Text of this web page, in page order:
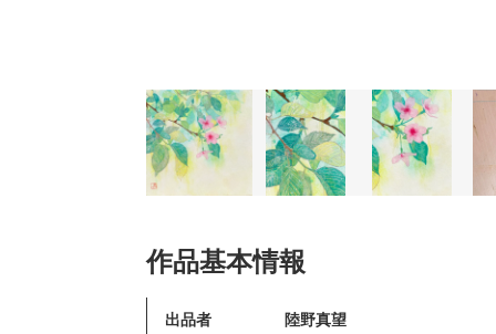
作品基本情報
出品者
陸野真望